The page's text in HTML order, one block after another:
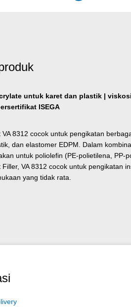
untuk karet dan plastik |
ISEGA
VA 8312 cocok untuk pengikatan
dan elastomer EDPM. Dalam
untuk poliolefin (PE-polietilena, PP-
VA 8312 cocok untuk pengikatan
yang tidak rata.